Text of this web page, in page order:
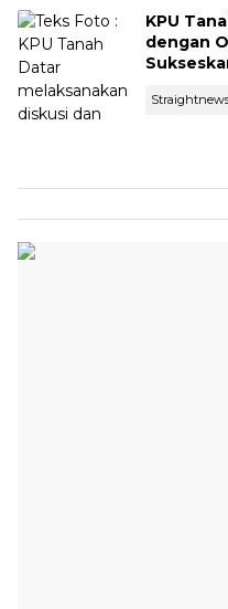
KPU
dengan